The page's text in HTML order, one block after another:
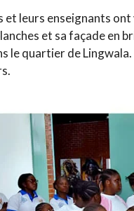
et leurs enseignants
et sa façade en
le quartier de